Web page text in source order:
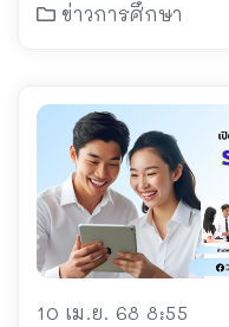
ข่าวการศึกษา
10 เม.ย. 68 8:55